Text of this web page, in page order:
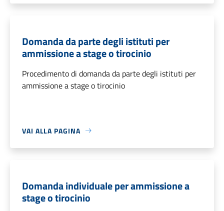
Domanda da parte degli istituti per
ammissione a stage o tirocinio
Procedimento di domanda da parte degli istituti per
ammissione a stage o tirocinio
VAI ALLA PAGINA
Domanda individuale per ammissione a
stage o tirocinio